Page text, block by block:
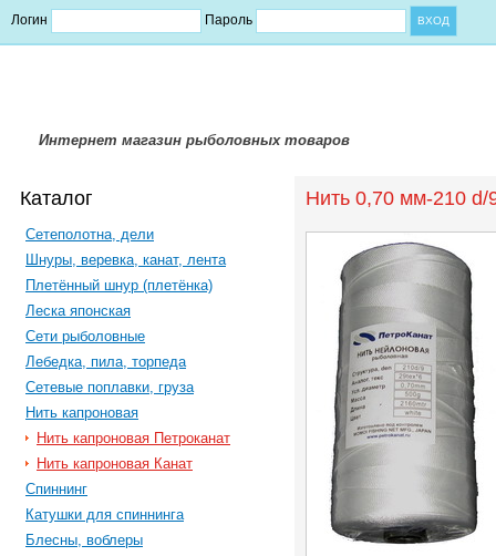
Логин Пароль
Интернет магазин рыболовных товаров
Каталог
Сетеполотна, дели
Шнуры, веревка, канат, лента
Плетённый шнур (плетёнка)
Леска японская
Сети рыболовные
Лебедка, пила, торпеда
Сетевые поплавки, груза
Нить капроновая
Нить капроновая Петроканат
Нить капроновая Канат
Спиннинг
Катушки для спиннинга
Блесны, воблеры
Нить 0,70 мм-210 d/